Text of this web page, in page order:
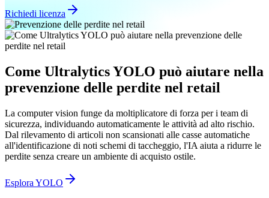
Richiedi licenza
Come Ultralytics YOLO può aiutare nella
prevenzione delle perdite nel retail
La computer vision funge da moltiplicatore di forza per i team di
sicurezza, individuando automaticamente le attività ad alto rischio.
Dal rilevamento di articoli non scansionati alle casse automatiche
all'identificazione di noti schemi di taccheggio, l'IA aiuta a ridurre le
perdite senza creare un ambiente di acquisto ostile.
Esplora YOLO